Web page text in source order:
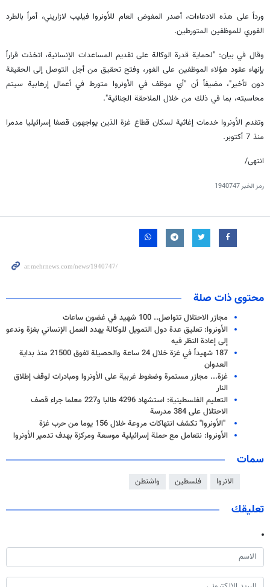
ورداً على هذه الادعاءات، أصدر المفوض العام للأونروا فيليب لازاريني، أمراً بالطرد
الفوري للموظفين المتورطين.
وقال في بيان: "لحماية قدرة الوكالة على تقديم المساعدات الإنسانية، اتخذت قراراً
بإنهاء عقود هؤلاء الموظفين على الفور، وفتح تحقيق من أجل التوصل إلى الحقيقة
دون تأخير"، مضيفاً أن "أي موظف في الأونروا متورط في أعمال إرهابية سيتم
محاسبته، بما في ذلك من خلال الملاحقة الجنائية".
وتقدم الأونروا خدمات إغاثية لسكان قطاع غزة الذين يواجهون قصفا إسرائيليا مدمرا
منذ 7 أكتوبر.
انتهى/
رمز الخبر1940747
محتوى ذات صلة
مجازر الاحتلال تتواصل.. 100 شهيد في غضون ساعات
الأونروا: تعليق عدة دول التمويل للوكالة يهدد العمل الإنساني بغزة وندعو
إلى إعادة النظر فيه
187 شهيداً في غزة خلال 24 ساعة والحصيلة تفوق 21500 منذ بداية
العدوان
غزة... مجازر مستمرة وضغوط غربية على الأونروا ومبادرات لوقف إطلاق
النار
التعليم الفلسطينية: استشهاد 4296 طالبا و227 معلما جراء قصف
الاحتلال على 384 مدرسة
"الأونروا" تكشف انتهاكات مروعة خلال 156 يوما من حرب غزة
الأونروا: نتعامل مع حملة إسرائيلية موسعة ومركزة بهدف تدمير الأونروا
سمات
الانروا فلسطين واشنطن
تعليقك